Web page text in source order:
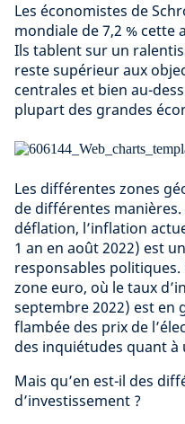
Les économistes de
mondiale de 7,2 % cette
Ils tablent sur un
reste supérieur aux
centrales et bien au-
plupart des grandes
Les différentes zones
de différentes
déflation, l’inflation
1 an en août 2022) est
responsables politiques.
zone euro, où le taux
septembre 2022) est en
flambée des prix de
des inquiétudes quant
Mais qu’en est-il des
d’investissement ?